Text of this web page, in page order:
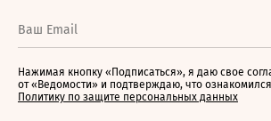
Нажимая кнопку «Подписаться», я даю свое
от «Ведомости» и подтверждаю, что
Политику по защите персональных данных